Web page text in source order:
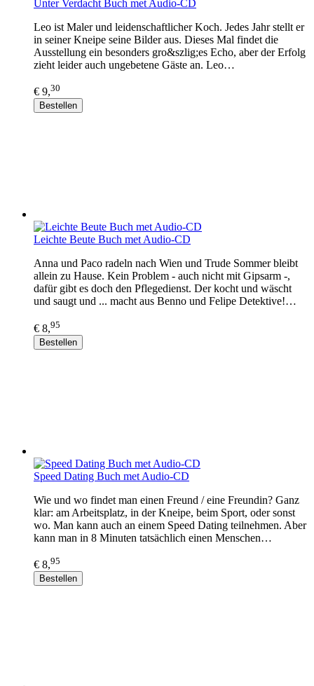
Unter Verdacht Buch met Audio-CD
Leo ist Maler und leidenschaftlicher Koch. Jedes Jahr stellt er
in seiner Kneipe seine Bilder aus. Dieses Mal findet die
Ausstellung ein besonders gro&szlig;es Echo, aber der Erfolg
zieht leider auch ungebetene Gäste an. Leo…
€ 9,30
Bestellen
Leichte Beute Buch met Audio-CD
Anna und Paco radeln nach Wien und Trude Sommer bleibt
allein zu Hause. Kein Problem - auch nicht mit Gipsarm -,
dafür gibt es doch den Pflegedienst. Der kocht und wäscht
und saugt und ... macht aus Benno und Felipe Detektive!…
€ 8,95
Bestellen
Speed Dating Buch met Audio-CD
Wie und wo findet man einen Freund / eine Freundin? Ganz
klar: am Arbeitsplatz, in der Kneipe, beim Sport, oder sonst
wo. Man kann auch an einem Speed Dating teilnehmen. Aber
kann man in 8 Minuten tatsächlich einen Menschen…
€ 8,95
Bestellen